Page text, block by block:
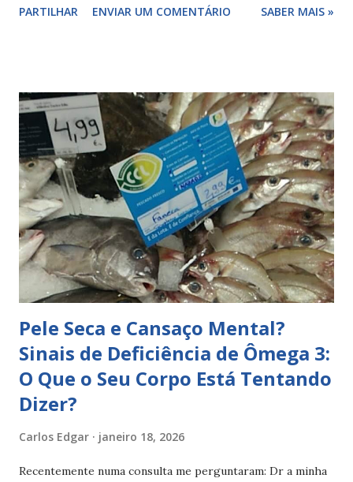
a ansiedade, a inflamação crónica e as doenças
negligenciados é o ômega 3 . Apesar de amplamente
estudado e recomendado, continua ausente da alimentação
de muitas pessoas. A boa notícia? A solução é simples,
natural e acessível: incluir peixe rico em ômega 3 na
alimentação semanal. Neste post explico, de forma clara e
prática, porque o ômega 3 é essencial, quais os peixes que
mais o fornecem e como os integrar no dia a dia, com
receitas simples e saudáveis. O que é o ômega 3 e porque é
essencial para o organismo O ômega 3 é um tipo de
gordura saudável...
PARTILHAR ENVIAR UM COMENTÁRIO SABER MAIS »
Pele Seca e Cansaço Mental?
Sinais de Deficiência de Ômega 3:
O Que o Seu Corpo Está Tentando
Dizer?
Carlos Edgar janeiro 18, 2026
Recentemente numa consulta me perguntaram: Dr a minha